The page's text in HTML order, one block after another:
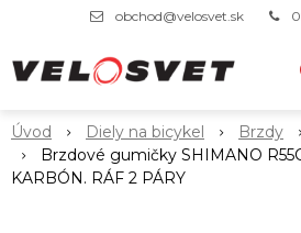
obchod@velosvet.sk
Úvod Diely na bicykel Brzdy
Brzdové gumičky SHIMANO
KARBÓN. RÁF 2 PÁRY